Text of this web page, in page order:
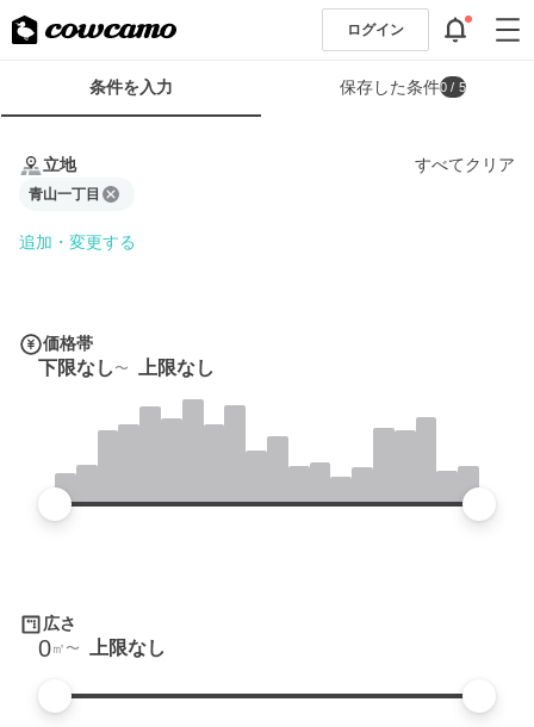
ログイン
条
条件を入力 保存した条件0 / 5
立地 すべてクリア
青山一丁目
追加・変更する
価格帯
下限なし 上限なし
広さ
0㎡ 上限なし